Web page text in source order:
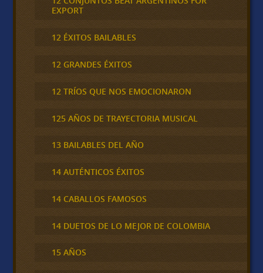
EXPORT
12 ÉXITOS BAILABLES
12 GRANDES ÉXITOS
12 TRÍOS QUE NOS EMOCIONARON
125 AÑOS DE TRAYECTORIA MUSICAL
13 BAILABLES DEL AÑO
14 AUTÉNTICOS ÉXITOS
14 CABALLOS FAMOSOS
14 DUETOS DE LO MEJOR DE COLOMBIA
15 AÑOS